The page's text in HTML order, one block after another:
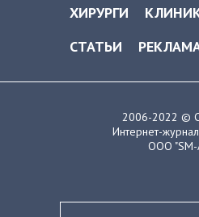
ХИРУРГИ
СТАТЬИ
2006-2022 ©
Интернет-
ООО "SM-